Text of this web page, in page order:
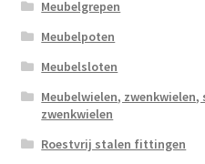
Meubelgrepen
Meubelpoten
Meubelsloten
Meubelwielen,
zwenkwielen
Roestvrij stalen fittingen